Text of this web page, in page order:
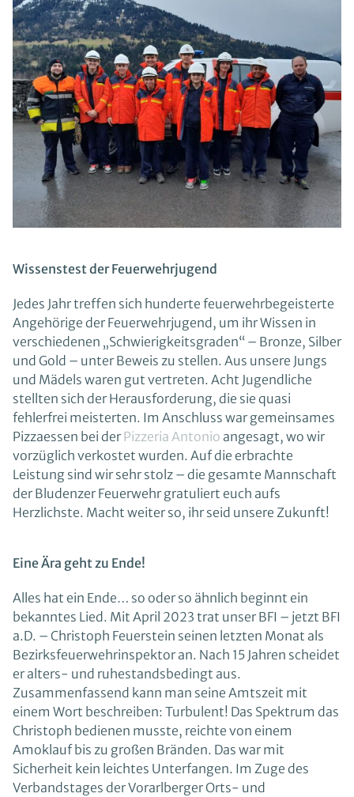
Wissenstest der Feuerwehrjugend
Jedes Jahr treffen sich hunderte feuerwehrbegeisterte
Angehörige der Feuerwehrjugend, um ihr Wissen in
verschiedenen „Schwierigkeitsgraden“ – Bronze, Silber
und Gold – unter Beweis zu stellen. Aus unsere Jungs
und Mädels waren gut vertreten. Acht Jugendliche
stellten sich der Herausforderung, die sie quasi
fehlerfrei meisterten. Im Anschluss war gemeinsames
Pizzaessen bei der Pizzeria Antonio angesagt, wo wir
vorzüglich verkostet wurden. Auf die erbrachte
Leistung sind wir sehr stolz – die gesamte Mannschaft
der Bludenzer Feuerwehr gratuliert euch aufs
Herzlichste. Macht weiter so, ihr seid unsere Zukunft!
Eine Ära geht zu Ende!
Alles hat ein Ende… so oder so ähnlich beginnt ein
bekanntes Lied. Mit April 2023 trat unser BFI – jetzt BFI
a.D. – Christoph Feuerstein seinen letzten Monat als
Bezirksfeuerwehrinspektor an. Nach 15 Jahren scheidet
er alters- und ruhestandsbedingt aus.
Zusammenfassend kann man seine Amtszeit mit
einem Wort beschreiben: Turbulent! Das Spektrum das
Christoph bedienen musste, reichte von einem
Amoklauf bis zu großen Bränden. Das war mit
Sicherheit kein leichtes Unterfangen. Im Zuge des
Verbandstages der Vorarlberger Orts- und